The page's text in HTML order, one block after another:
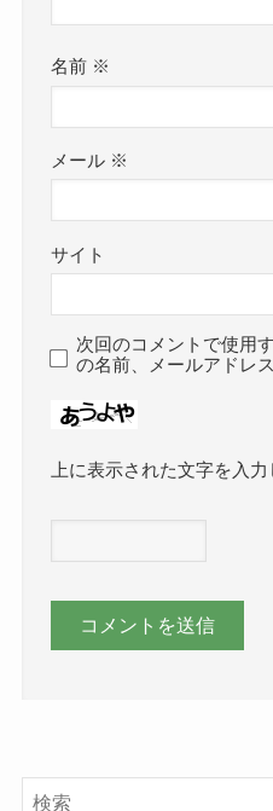
名前 ※
メール ※
サイト
次回のコメントで使用
の名前、メールアドレ
上に表示された文字を入力